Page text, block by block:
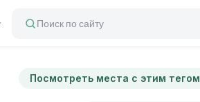
Поиск по сайту
Посмотреть места с этим тегом